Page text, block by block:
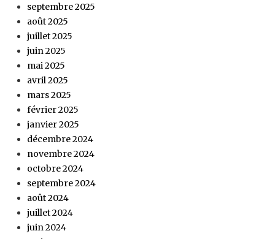
septembre 2025
août 2025
juillet 2025
juin 2025
mai 2025
avril 2025
mars 2025
février 2025
janvier 2025
décembre 2024
novembre 2024
octobre 2024
septembre 2024
août 2024
juillet 2024
juin 2024